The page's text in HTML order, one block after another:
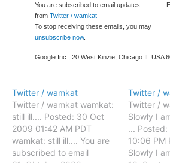
You are subscribed to email updates
from Twitter / wamkat
To stop receiving these emails, you may
unsubscribe now.
Google Inc., 20 West Kinzie, Chicago IL USA
Twitter / wamkat
Twitter / wamkat wamkat:
still ill.... Posted: 30 Oct
2009 01:42 AM PDT
wamkat: still ill.... You are
subscribed to email
Twitter /
Twitter /
Slowly I
...
10:06 PM
Slowly I